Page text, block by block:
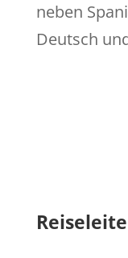
neben
Deutsch